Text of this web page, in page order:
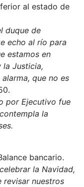
al estado de
duque de
echo al río para
estamos en
la Justicia,
que no es
por Ejecutivo fue
la
bancario.
la Navidad,
revisar nuestros